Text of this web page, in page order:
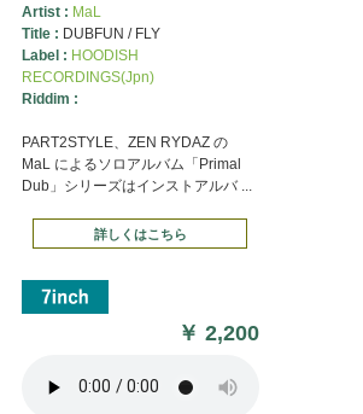
Artist : MaL
Title : DUBFUN / FLY
Label : HOODISH
RECORDINGS(Jpn)
Riddim :
PART2STYLE、ZEN RYDAZ の
MaL によるソロアルバム「Primal
Dub」シリーズはインストアルバ ...
詳しくはこちら
￥2,200